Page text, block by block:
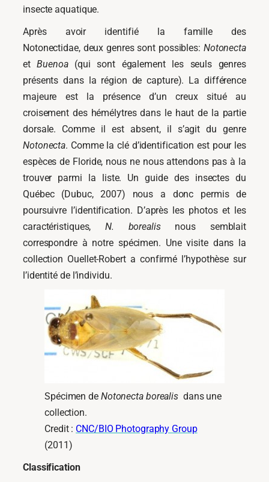
insecte aquatique.
Après avoir identifié la famille des
Notonectidae, deux genres sont possibles: Notonecta
etBuenoa (qui sont également les seuls genres
présents dans la région de capture). La différence
majeure est la présence d’un creux situé au
croisement des hémélytres dans le haut de la partie
dorsale. Comme il est absent, il s’agit du genre
Notonecta. Comme la clé d’identification est pour les
espèces de Floride, nous ne nous attendons pas à la
trouver parmi la liste. Un guide des insectes du
Québec (Dubuc, 2007) nous a donc permis de
poursuivre l’identification. D’après les photos et les
caractéristiques,N. borealisnous semblait
correspondre à notre spécimen. Une visite dans la
collection Ouellet-Robert a confirmé l’hypothèse sur
l’identité de l’individu.
Spécimen de Notonecta borealis dans une
collection.
Credit : CNC/BIO Photography Group
(2011)
Classification